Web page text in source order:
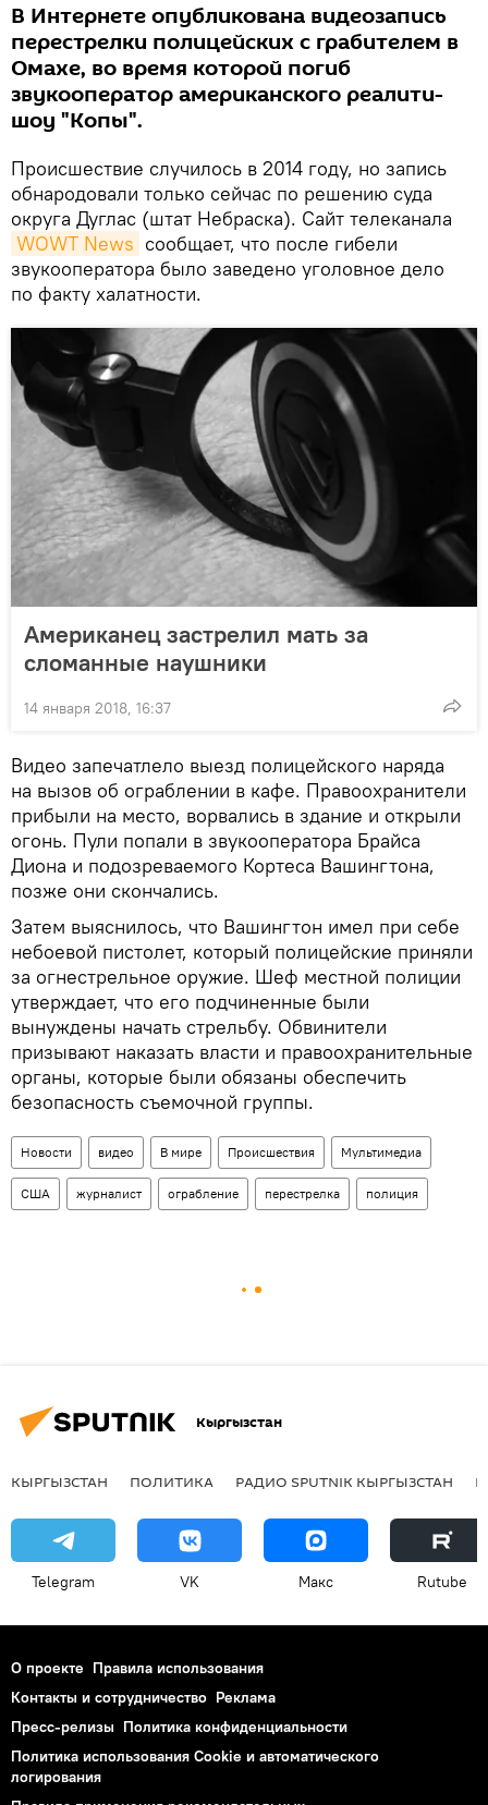
В Интернете опубликована видеозапись
перестрелки полицейских с грабителем в
Омахе, во время которой погиб
звукооператор американского реалити-
шоу "Копы".
Происшествие случилось в 2014 году, но запись
обнародовали только сейчас по решению суда
округа Дуглас (штат Небраска). Сайт телеканала
WOWT News сообщает, что после гибели
звукооператора было заведено уголовное дело
по факту халатности.
Американец застрелил мать за
сломанные наушники
14 января 2018, 16:37
Видео запечатлело выезд полицейского наряда
на вызов об ограблении в кафе. Правоохранители
прибыли на место, ворвались в здание и открыли
огонь. Пули попали в звукооператора Брайса
Диона и подозреваемого Кортеса Вашингтона,
позже они скончались.
Затем выяснилось, что Вашингтон имел при себе
небоевой пистолет, который полицейские приняли
за огнестрельное оружие. Шеф местной полиции
утверждает, что его подчиненные были
вынуждены начать стрельбу. Обвинители
призывают наказать власти и правоохранительные
органы, которые были обязаны обеспечить
безопасность съемочной группы.
Новости видео В мире Происшествия Мультимедиа
США журналист ограбление перестрелка полиция
Кыргызстан
КЫРГЫЗСТАН ПОЛИТИКА РАДИО SPUTNIK КЫРГЫЗСТАН
Telegram VK Макс Rutube
О проекте Правила использования
Контакты и сотрудничество Реклама
Пресс-релизы Политика конфиденциальности
Политика использования Cookie и автоматического
логирования